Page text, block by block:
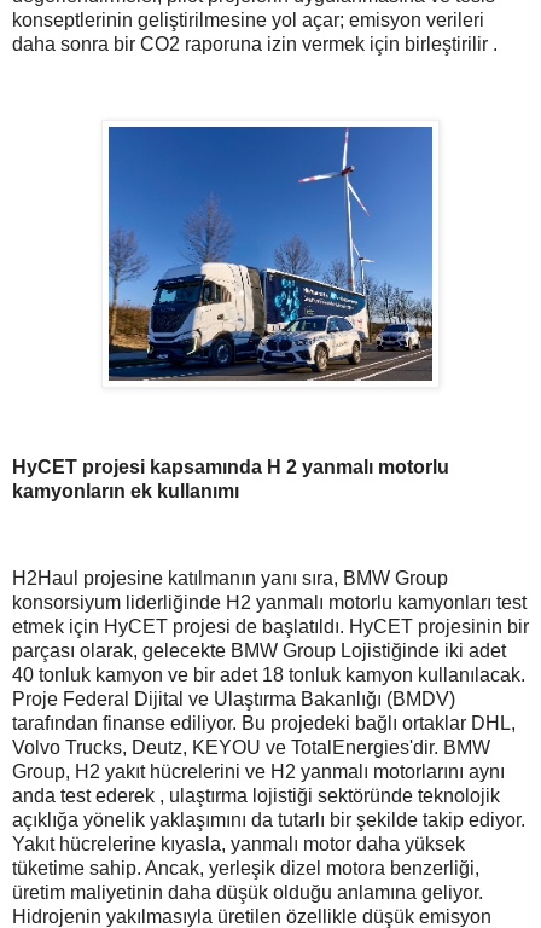
konseptlerinin geliştirilmesine yol açar; emisyon verileri
daha sonra bir CO2 raporuna izin vermek için birleştirilir .
HyCET projesi kapsamında H 2 yanmalı motorlu
kamyonların ek kullanımı
H2Haul projesine katılmanın yanı sıra, BMW Group
konsorsiyum liderliğinde H2 yanmalı motorlu kamyonları test
etmek için HyCET projesi de başlatıldı. HyCET projesinin bir
parçası olarak, gelecekte BMW Group Lojistiğinde iki adet
40 tonluk kamyon ve bir adet 18 tonluk kamyon kullanılacak.
Proje Federal Dijital ve Ulaştırma Bakanlığı (BMDV)
tarafından finanse ediliyor. Bu projedeki bağlı ortaklar DHL,
Volvo Trucks, Deutz, KEYOU ve TotalEnergies'dir. BMW
Group, H2 yakıt hücrelerini ve H2 yanmalı motorlarını aynı
anda test ederek , ulaştırma lojistiği sektöründe teknolojik
açıklığa yönelik yaklaşımını da tutarlı bir şekilde takip ediyor.
Yakıt hücrelerine kıyasla, yanmalı motor daha yüksek
tüketime sahip. Ancak, yerleşik dizel motora benzerliği,
üretim maliyetinin daha düşük olduğu anlamına geliyor.
Hidrojenin yakılmasıyla üretilen özellikle düşük emisyon